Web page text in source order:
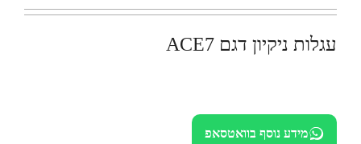
עגלות ניקיון דגם ACE7
מידע נוסף בוואטסאפ